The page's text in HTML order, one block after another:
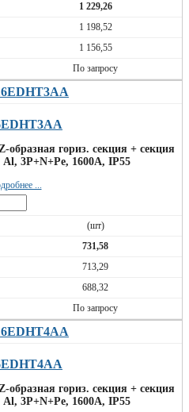
1 229,26
1 198,52
1 156,55
По запросу
гориз. секция + секция
3P+N+Pe, 1600А, IP55
...
(шт)
731,58
713,29
688,32
По запросу
гориз. секция + секция
3P+N+Pe, 1600А, IP55